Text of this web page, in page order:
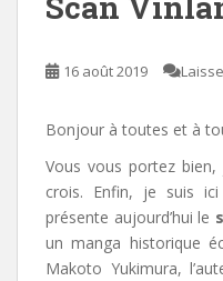
16 août 2019
Bonjour à toutes et à
Vous vous portez bien,
crois. Enfin, je suis
présente aujourd’hui le
un manga historique
Makoto Yukimura,